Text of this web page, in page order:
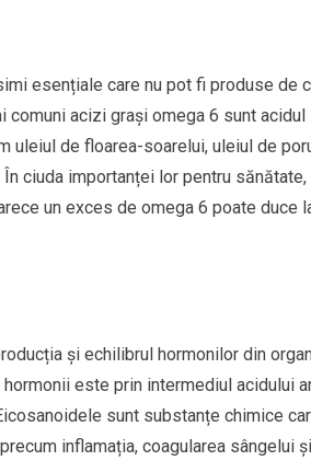
esențiale care nu pot fi produse de
acizi grași omega 6 sunt
uleiul de floarea-soarelui, uleiul de
ciuda importanței lor pentru
un exces de omega 6 poate duce
și echilibrul hormonilor din
este prin intermediul acidului
sunt substanțe chimice
inflamația, coagularea sângelui